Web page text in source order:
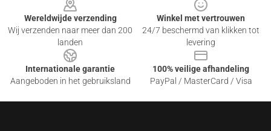
Wereldwijde verzending
Wij verzenden naar meer dan 200
landen
Winkel met vertrouwen
24/7 beschermd van klikken tot
levering
Internationale garantie
Aangeboden in het gebruiksland
100% veilige afhandeling
PayPal / MasterCard / Visa